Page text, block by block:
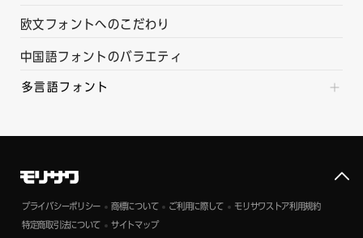
欧文フォントへのこだわり
中国語フォントのバラエティ
多言語フォント
プライバシーポリシー 商標について ご利用に際して モリサワストア利用規約
特定商取引法について サイトマップ